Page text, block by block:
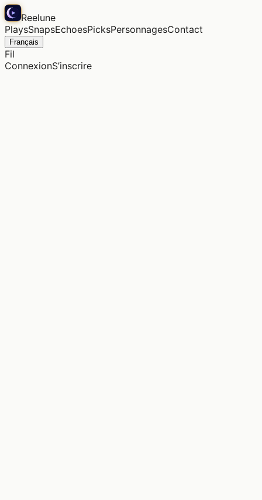
Reelune
PlaysSnapsEchoesPicksPersonnagesContact
Français
Fil
ConnexionS’inscrire